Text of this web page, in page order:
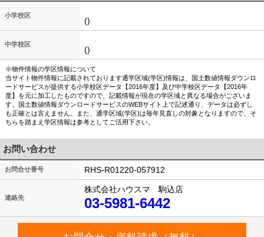
小学校区
()
中学校区
()
※物件情報の学区情報について
当サイト物件情報に記載されております通学区域(学区)情報は、国土数値情報ダウンロ
ードサービスが提供する小学校区データ【2016年度】及び中学校区データ【2016年
度】を元に加工したものですので、記載情報が現在の学区域と異なる場合がございま
す。国土数値情報ダウンロードサービスのWEBサイト上で記述通り、データは必ずし
も正確とは言えません。また、通学区域(学区)は毎年見直しの対象となりますので、そ
ちらを踏まえ学区情報は参考としてご活用下さい。
お問い合わせ
お問合せ番号 RHS-R01220-057912
連絡先
株式会社ハウスマ 駒込店
03-5981-6442